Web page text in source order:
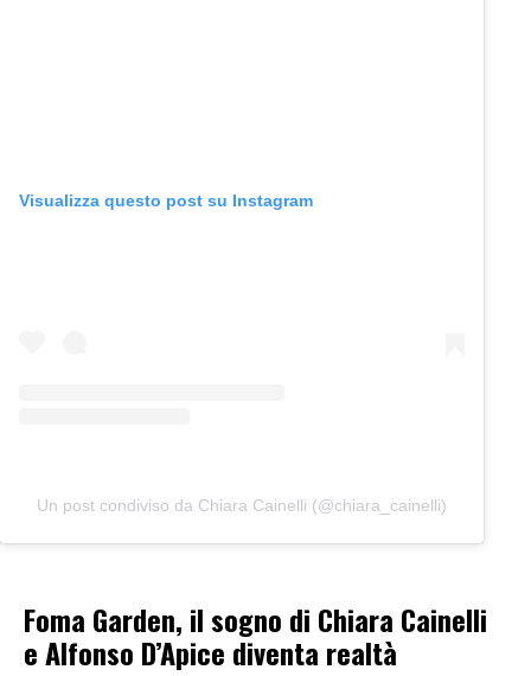
Visualizza questo post su Instagram
Un post condiviso da Chiara Cainelli (@chiara_cainelli)
Foma Garden, il sogno di Chiara Cainelli
e Alfonso D’Apice diventa realtà